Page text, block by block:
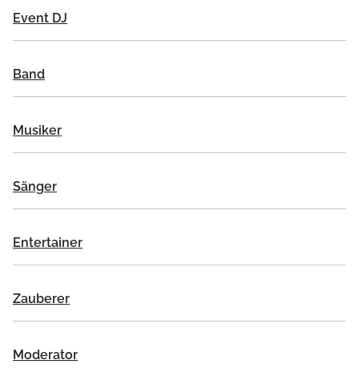
Event DJ
Band
Musiker
Sänger
Entertainer
Zauberer
Moderator